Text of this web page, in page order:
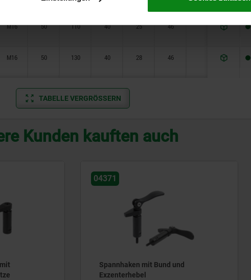
M16 50 110 40 25 46 78,4
M16 50 130 40 28 46 78,4
TABELLE VERGRÖSSERN
Kunden kauften auch
04371
Spannhaken mit Bund und
Exzenterhebel